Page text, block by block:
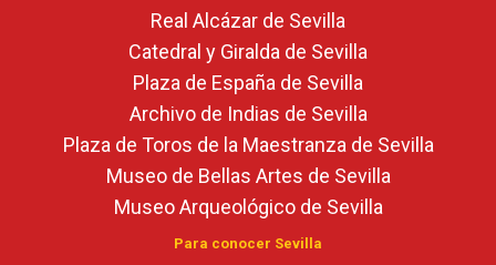
Real Alcázar de Sevilla
Catedral y Giralda de Sevilla
Plaza de España de Sevilla
Archivo de Indias de Sevilla
Plaza de Toros de la Maestranza de Sevilla
Museo de Bellas Artes de Sevilla
Museo Arqueológico de Sevilla
Para conocer Sevilla